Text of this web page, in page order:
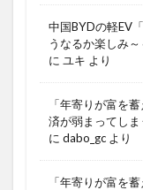
中国BYDの軽EV
うなるか楽しみ～
に ユキ より
「年寄りが富を
済が弱まってし
に dabo_gc より
「年寄りが富を